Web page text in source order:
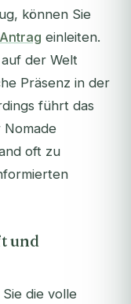
können Sie
einleiten.
der Welt
Präsenz in der
führt das
Nomade
oft zu
und
die volle